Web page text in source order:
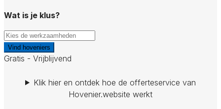
Wat is je klus?
Vind hoveniers
Gratis - Vrijblijvend
Klik hier en ontdek hoe de offerteservice van
Hovenier.website werkt